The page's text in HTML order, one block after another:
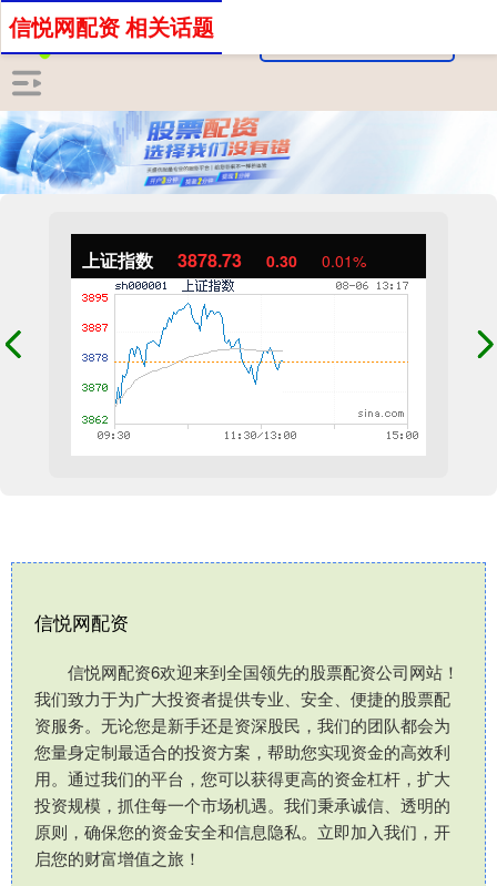
上证指数 3878.73 0.30 0.01%
信悦网配资
信悦网配资6欢迎来到全国领先的股票配资公司网站！
我们致力于为广大投资者提供专业、安全、便捷的股票配
资服务。无论您是新手还是资深股民，我们的团队都会为
您量身定制最适合的投资方案，帮助您实现资金的高效利
用。通过我们的平台，您可以获得更高的资金杠杆，扩大
投资规模，抓住每一个市场机遇。我们秉承诚信、透明的
原则，确保您的资金安全和信息隐私。立即加入我们，开
启您的财富增值之旅！
信悦网配资 相关话题